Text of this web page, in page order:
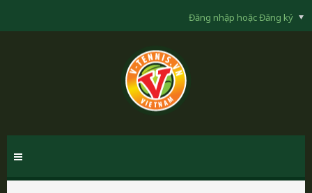
Đăng nhập hoặc Đăng ký